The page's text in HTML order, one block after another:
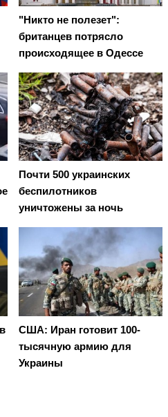
"Никто не полезет":
британцев потрясло
происходящее в Одессе
Почти 500 украинских
беспилотников
уничтожены за ночь
США: Иран готовит 100-
тысячную армию для
Украины